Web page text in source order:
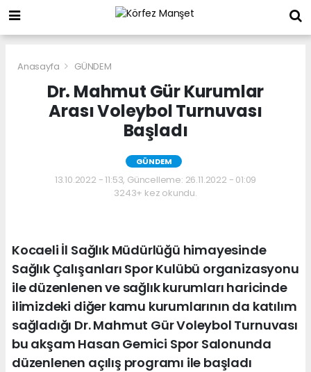
Anasayfa GÜNDEM
Dr. Mahmut Gür Kurumlar
Arası Voleybol Turnuvası
Başladı
GÜNDEM
13.10.2022 - 11:53, Güncelleme: 26.11.2022 - 01:09
3243+ kez okundu.
Kocaeli İl Sağlık Müdürlüğü himayesinde
Sağlık Çalışanları Spor Kulübü organizasyonu
ile düzenlenen ve sağlık kurumları haricinde
ilimizdeki diğer kamu kurumlarının da katılım
sağladığı Dr. Mahmut Gür Voleybol Turnuvası
bu akşam Hasan Gemici Spor Salonunda
düzenlenen açılış programı ile başladı